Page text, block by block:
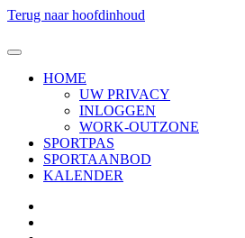
Terug naar hoofdinhoud
HOME
UW PRIVACY
INLOGGEN
WORK-OUTZONE
SPORTPAS
SPORTAANBOD
KALENDER